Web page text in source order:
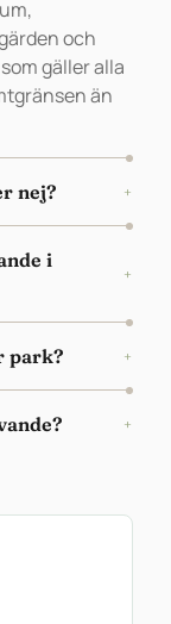
och
gäller alla
än
nej? +
i
+
park? +
+